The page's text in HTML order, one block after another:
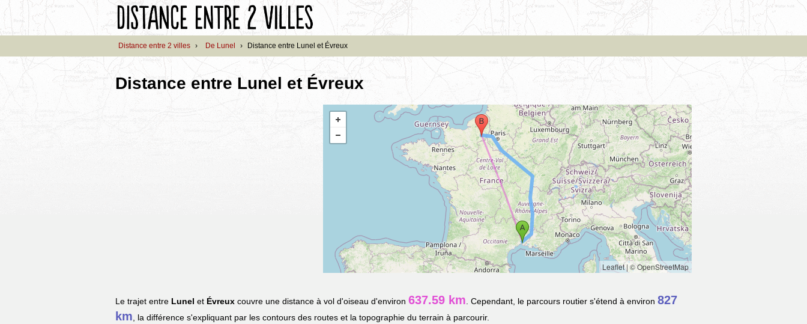
Distance entre 2 villes › De Lunel › Distance entre Lunel et Évreux
Distance entre Lunel et Évreux
Leaflet| © OpenStreetMap
Le trajet entre Lunel et Évreux couvre une distance à vol d'oiseau d'environ 637.59 km . Cependant, le parcours routier s'étend à environ 827
km , la différence s'expliquant par les contours des routes et la topographie du terrain à parcourir.